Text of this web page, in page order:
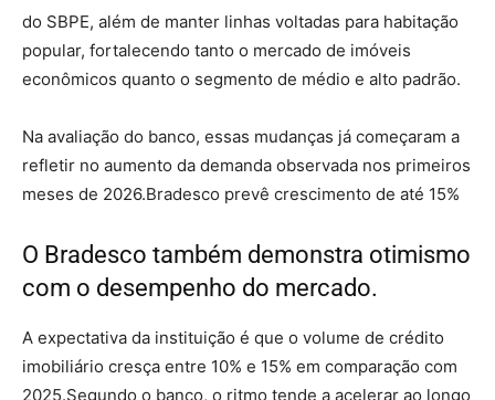
do SBPE, além de manter linhas voltadas para habitação
popular, fortalecendo tanto o mercado de imóveis
econômicos quanto o segmento de médio e alto padrão.
Na avaliação do banco, essas mudanças já começaram a
refletir no aumento da demanda observada nos primeiros
meses de 2026.Bradesco prevê crescimento de até 15%
O Bradesco também demonstra otimismo
com o desempenho do mercado.
A expectativa da instituição é que o volume de crédito
imobiliário cresça entre 10% e 15% em comparação com
2025.Segundo o banco, o ritmo tende a acelerar ao longo